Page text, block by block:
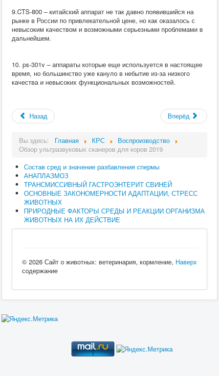
9.CTS-800 – китайский аппарат не так давно появившийся на
рынке в России по привлекательной цене, но как оказалось с
невысоким качеством и возможными серьезными проблемами в
дальнейшем.
10. ps-301v – аппараты которые еще используется в настоящее
время, но большинство уже кануло в небытие из-за низкого
качества и невысоких функциональных возможностей.
Назад Вперёд
Вы здесь: Главная КРС
Воспроизводство
Обзор ультразвуковых сканеров для коров 2019
Состав сред и значение разбавления спермы
АНАПЛАЗМОЗ
ТРАНСМИССИВНЫЙ ГАСТРОЭНТЕРИТ СВИНЕЙ
ОСНОВНЫЕ ЗАКОНОМЕРНОСТИ АДАПТАЦИИ, СТРЕСС
ЖИВОТНЫХ
ПРИРОДНЫЕ ФАКТОРЫ СРЕДЫ И РЕАКЦИИ ОРГАНИЗМА
ЖИВОТНЫХ НА ИХ ДЕЙСТВИЕ
Наверх
© 2026 Сайт о животных: ветеринария, кормление,
содержание